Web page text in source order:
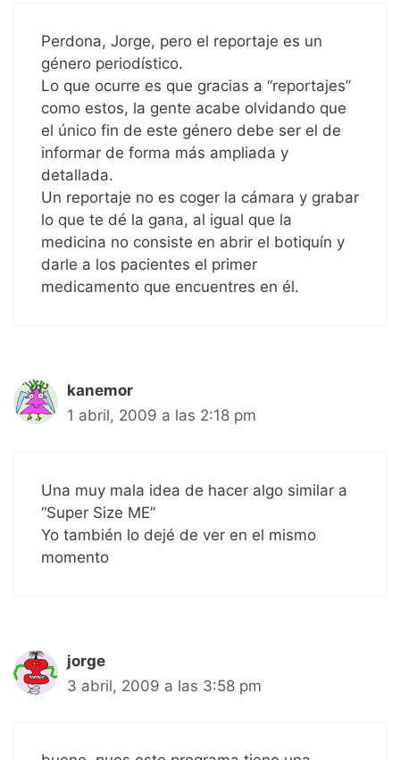
Perdona, Jorge, pero el reportaje es un
género periodístico.
Lo que ocurre es que gracias a “reportajes”
como estos, la gente acabe olvidando que
el único fin de este género debe ser el de
informar de forma más ampliada y
detallada.
Un reportaje no es coger la cámara y grabar
lo que te dé la gana, al igual que la
medicina no consiste en abrir el botiquín y
darle a los pacientes el primer
medicamento que encuentres en él.
kanemor
1 abril, 2009 a las 2:18 pm
Una muy mala idea de hacer algo similar a
“Super Size ME”
Yo también lo dejé de ver en el mismo
momento
jorge
3 abril, 2009 a las 3:58 pm